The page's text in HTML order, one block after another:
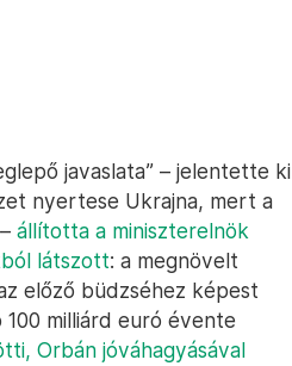
javaslata” – jelentette ki
nyertese Ukrajna, mert a
állította a miniszterelnök
látszott: a megnövelt
előző büdzséhez képest
milliárd euró évente
Orbán jóváhagyásával